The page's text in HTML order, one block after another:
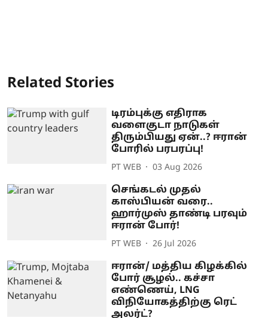
Related Stories
டிரம்புக்கு எதிராக
வளைகுடா நாடுகள்
திரும்பியது ஏன்..? ஈரான்
போரில் பரபரப்பு!
PT WEB 03 Aug 2026
செங்கடல் முதல்
காஸ்பியன் வரை..
ஹார்முஸ் தாண்டி பரவும்
ஈரான் போர்!
PT WEB 26 Jul 2026
ஈரான்/ மத்திய கிழக்கில்
போர் சூழல்.. கச்சா
எண்ணெய், LNG
விநியோகத்திற்கு ரெட்
அலர்ட்?